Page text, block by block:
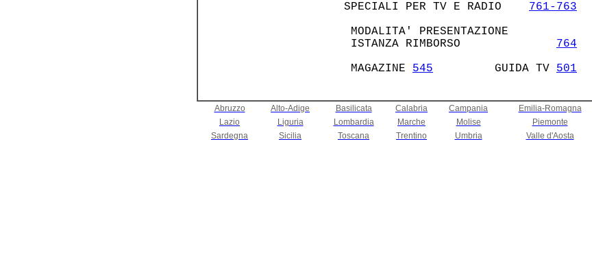
   SPECIALI PER TV E RADIO
761-763
    MODALITA' PRESENTAZIONE
    ISTANZA RIMBORSO
764
    MAGAZINE
545
         GUIDA TV
501
Abruzzo Alto-Adige Basilicata Calabria Campania Emilia-Romagna
Lazio
Liguria Lombardia Marche Molise Piemonte
Sardegna
Sicilia Toscana Trentino Umbria Valle d'Aosta